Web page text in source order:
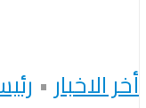
أخر الاخبار•